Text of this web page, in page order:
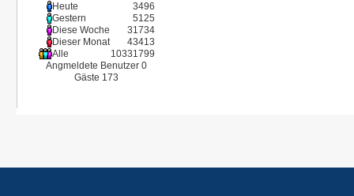
Heute
3496
Gestern
5125
Diese Woche
31734
Dieser Monat
43413
Alle
10331799
Angmeldete Benutzer 0
Gäste 173